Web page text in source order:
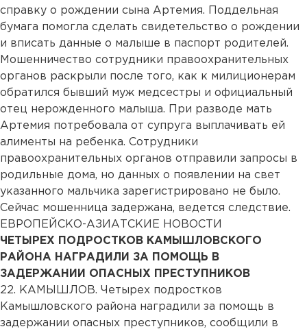
справку о рождении сына Артемия. Поддельная
бумага помогла сделать свидетельство о рождении
и вписать данные о малыше в паспорт родителей.
Мошенничество сотрудники правоохранительных
органов раскрыли после того, как к милиционерам
обратился бывший муж медсестры и официальный
отец нерожденного малыша. При разводе мать
Артемия потребовала от супруга выплачивать ей
алименты на ребенка. Сотрудники
правоохранительных органов отправили запросы в
родильные дома, но данных о появлении на свет
указанного мальчика зарегистрировано не было.
Сейчас мошенница задержана, ведется следствие.
ЕВРОПЕЙСКО-АЗИАТСКИЕ НОВОСТИ
ЧЕТЫРЕХ ПОДРОСТКОВ КАМЫШЛОВСКОГО
РАЙОНА НАГРАДИЛИ ЗА ПОМОЩЬ В
ЗАДЕРЖАНИИ ОПАСНЫХ ПРЕСТУПНИКОВ
22. КАМЫШЛОВ. Четырех подростков
Камышловского района наградили за помощь в
задержании опасных преступников, сообщили в